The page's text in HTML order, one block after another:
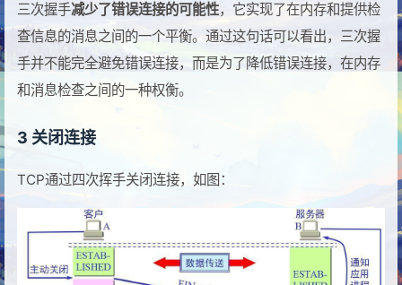
三次握手减少了错误连接的可能性，它实现了在内存和提供检
查信息的消息之间的一个平衡。通过这句话可以看出，三次握
手并不能完全避免错误连接，而是为了降低错误连接，在内存
和消息检查之间的一种权衡。
3 关闭连接
TCP通过四次挥手关闭连接，如图：